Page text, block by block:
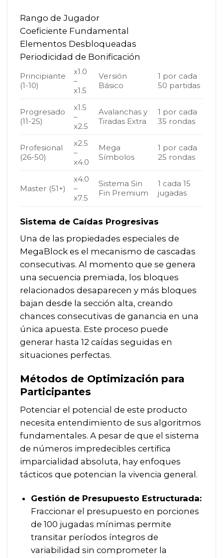
Rango de Jugador
Coeficiente Fundamental
Elementos Desbloqueadas
Periodicidad de Bonificación
Principiante
(1-10)
x1.0
–
x1.5
Versión
Básico
1 por cada
50 partidas
Progresado
(11-25)
x1.5
–
x2.5
Avalanchas y
Tiradas Extra
1 por cada
35 rondas
Profesional
(26-50)
x2.5
–
x4.0
Mega
Símbolos
1 por cada
25 rondas
Master (51+)
x4.0
–
x7.5
Sistema Sin
Fin Premium
1 cada 15
jugadas
Sistema de Caídas Progresivas
Una de las propiedades especiales de
MegaBlock es el mecanismo de cascadas
consecutivas. Al momento que se genera
una secuencia premiada, los bloques
relacionados desaparecen y más bloques
bajan desde la sección alta, creando
chances consecutivas de ganancia en una
única apuesta. Este proceso puede
generar hasta 12 caídas seguidas en
situaciones perfectas.
Métodos de Optimización para
Participantes
Potenciar el potencial de este producto
necesita entendimiento de sus algoritmos
fundamentales. A pesar de que el sistema
de números impredecibles certifica
imparcialidad absoluta, hay enfoques
tácticos que potencian la vivencia general.
Gestión de Presupuesto Estructurada:
Fraccionar el presupuesto en porciones
de 100 jugadas mínimas permite
transitar períodos íntegros de
variabilidad sin comprometer la